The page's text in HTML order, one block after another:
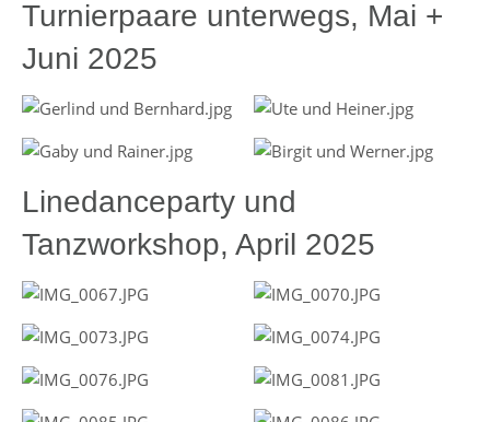
Turnierpaare unterwegs, Mai +
Juni 2025
Linedanceparty und
Tanzworkshop, April 2025